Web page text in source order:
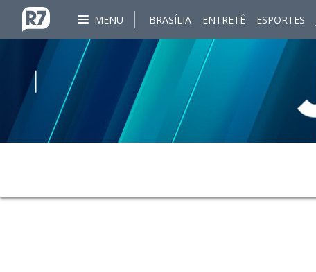
MENU BRASÍLIA ENTRETÊ ESPORTES